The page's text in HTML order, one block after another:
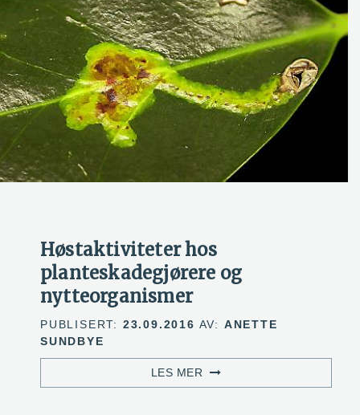
Høstaktiviteter hos
planteskadegjørere og
nytteorganismer
PUBLISERT: 23.09.2016 AV: ANETTE
SUNDBYE
LES MER